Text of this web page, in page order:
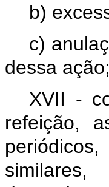
b)
c)
dessa ação;
XVII -
refeição,